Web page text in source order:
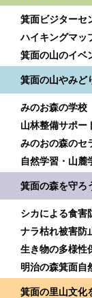
箕面ビジターセ
ハイキングマッ
箕面の山のイベ
箕面の山やみど
みのお森の学校
山林整備サポー
みのおの森のセ
自然学習・山麓
箕面の森を守ろ
シカによる食害
ナラ枯れ被害防
生き物の多様性
明治の森箕面自
箕面の里山文化